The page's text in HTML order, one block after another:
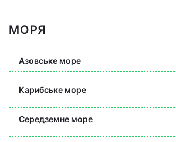
МОРЯ
Азовське море
Карибське море
Середземне море